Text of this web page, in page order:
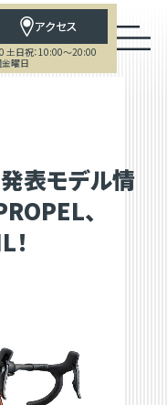
アクセス
土日祝：10:00～20:00
金曜日
表モデル情
、